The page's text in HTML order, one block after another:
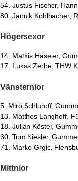
54. Justus Fischer,
80. Jannik Kohlbacher,
Högersexor
14. Mathis Häseler,
17. Lukas Zerbe, THW
Vänsternior
5. Miro Schluroff,
13. Matthes Langhoff,
18. Julian Köster,
30. Tom Kiesler,
71. Marko Grgic,
Mittnior